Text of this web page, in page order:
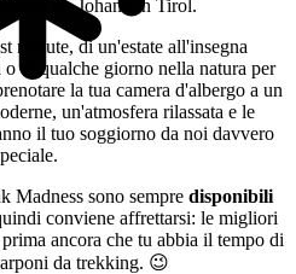
o St. Johann in Tirol.
minute, di un'estate all'insegna
di qualche giorno nella natura per
la tua camera d'albergo a un
un'atmosfera rilassata e le
il tuo soggiorno da noi davvero
Madness sono sempre disponibili
conviene affrettarsi: le migliori
ancora che tu abbia il tempo di
da trekking. 😉